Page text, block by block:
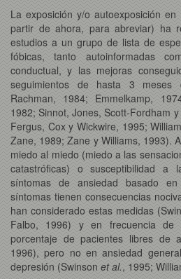
La exposición y/o autoexposición
partir de ahora, para abreviar) ha
estudios a un grupo de lista de
fóbicas, tanto autoinformadas
conductual, y las mejoras
seguimientos de hasta 3
Rachman, 1984; Emmelkamp,
1982; Sinnot, Jones, Scott-Fordham
Fergus, Cox y Wickwire, 1995;
Zane, 1989; Zane y Williams, 1993).
miedo al miedo (miedo a las
catastróficas) o susceptibilidad a
síntomas de ansiedad basado
síntomas tienen consecuencias
han considerado estas medidas
Falbo, 1996) y en frecuencia
porcentaje de pacientes libres de
1996), pero no en ansiedad
depresión (Swinson et al., 1995;